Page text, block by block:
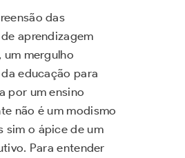
das
aprendizagem
um mergulho
educação para
por um ensino
não é um modismo
sim o ápice de um
Para entender